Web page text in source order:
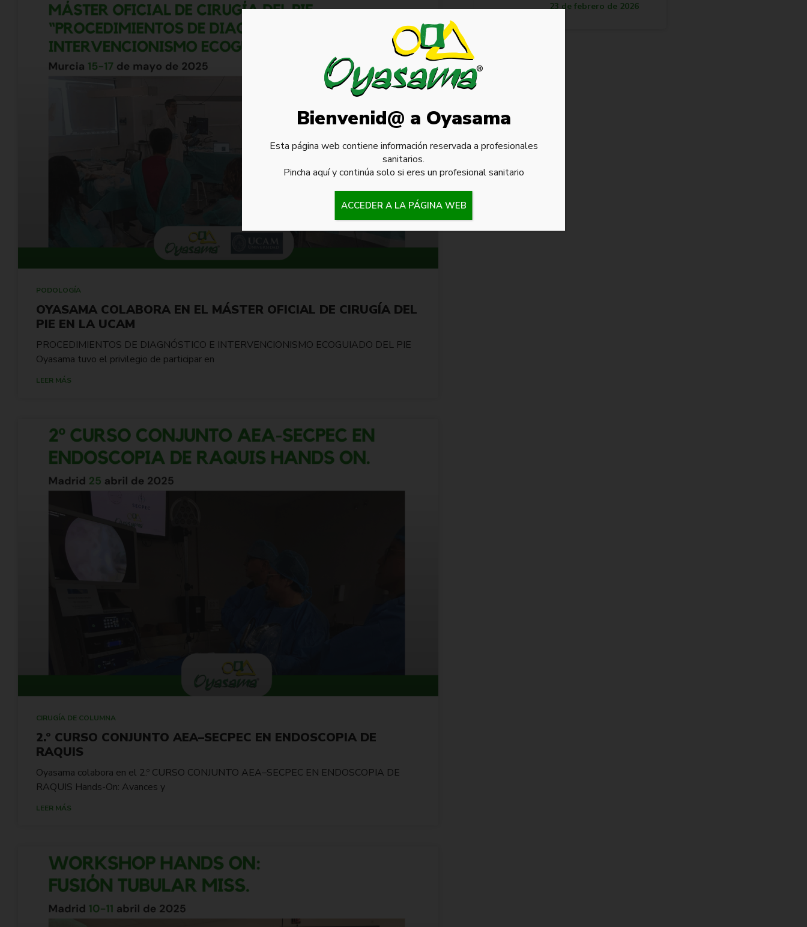
PODOLOGÍA
OYASAMA COLABORA EN EL MÁSTER OFICIAL DE CIRUGÍA DEL
PIE EN LA UCAM
PROCEDIMIENTOS DE DIAGNÓSTICO E INTERVENCIONISMO ECOGUIADO DEL PIE
Oyasama tuvo el privilegio de participar en
LEER MÁS
CIRUGÍA DE COLUMNA
2.º CURSO CONJUNTO AEA–SECPEC EN ENDOSCOPIA DE
RAQUIS
Oyasama colabora en el 2.º CURSO CONJUNTO AEA–SECPEC EN ENDOSCOPIA DE
RAQUIS Hands-On: Avances y
LEER MÁS
23 de febrero de 2026
Bienvenid@ a Oyasama
Esta página web contiene información reservada a profesionales
sanitarios.
Pincha aquí y continúa solo si eres un profesional sanitario
ACCEDER A LA PÁGINA WEB